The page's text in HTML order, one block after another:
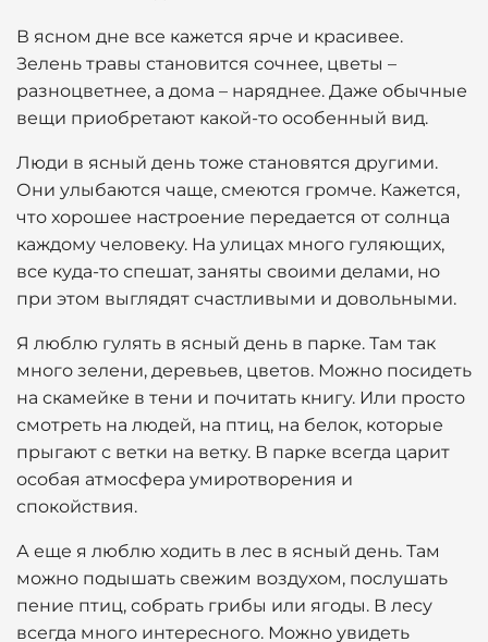
В ясном дне все кажется ярче и красивее.
Зелень травы становится сочнее, цветы –
разноцветнее, а дома – наряднее. Даже обычные
вещи приобретают какой-то особенный вид.
Люди в ясный день тоже становятся другими.
Они улыбаются чаще, смеются громче. Кажется,
что хорошее настроение передается от солнца
каждому человеку. На улицах много гуляющих,
все куда-то спешат, заняты своими делами, но
при этом выглядят счастливыми и довольными.
Я люблю гулять в ясный день в парке. Там так
много зелени, деревьев, цветов. Можно посидеть
на скамейке в тени и почитать книгу. Или просто
смотреть на людей, на птиц, на белок, которые
прыгают с ветки на ветку. В парке всегда царит
особая атмосфера умиротворения и
спокойствия.
А еще я люблю ходить в лес в ясный день. Там
можно подышать свежим воздухом, послушать
пение птиц, собрать грибы или ягоды. В лесу
всегда много интересного. Можно увидеть